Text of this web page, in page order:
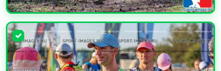
УВЕЛИЧИТЬ